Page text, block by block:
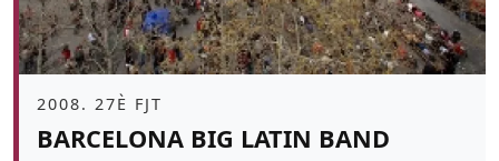
Àmbit
2008. 27È FJT
BARCELONA BIG LATIN BAND